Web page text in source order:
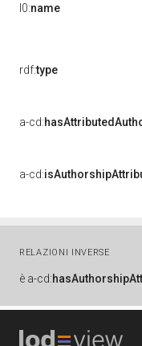
l0:name
rdf:type
a-cd:
a-cd:
RELAZIONI INVERSE
è a-cd: